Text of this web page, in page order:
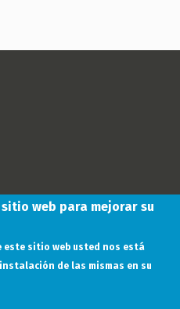
web para mejorar su
este sitio web usted nos está
de las mismas en su